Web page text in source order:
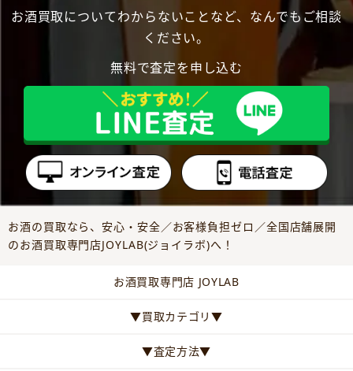
お酒買取についてわからないことなど、なんでもご相談
ください。
無料で査定を申し込む
お酒の買取なら、安心・安全／お客様負担ゼロ／全国店舗展開
のお酒買取専門店JOYLAB(ジョイラボ)へ！
お酒買取専門店 JOYLAB
▼買取カテゴリ▼
▼査定方法▼